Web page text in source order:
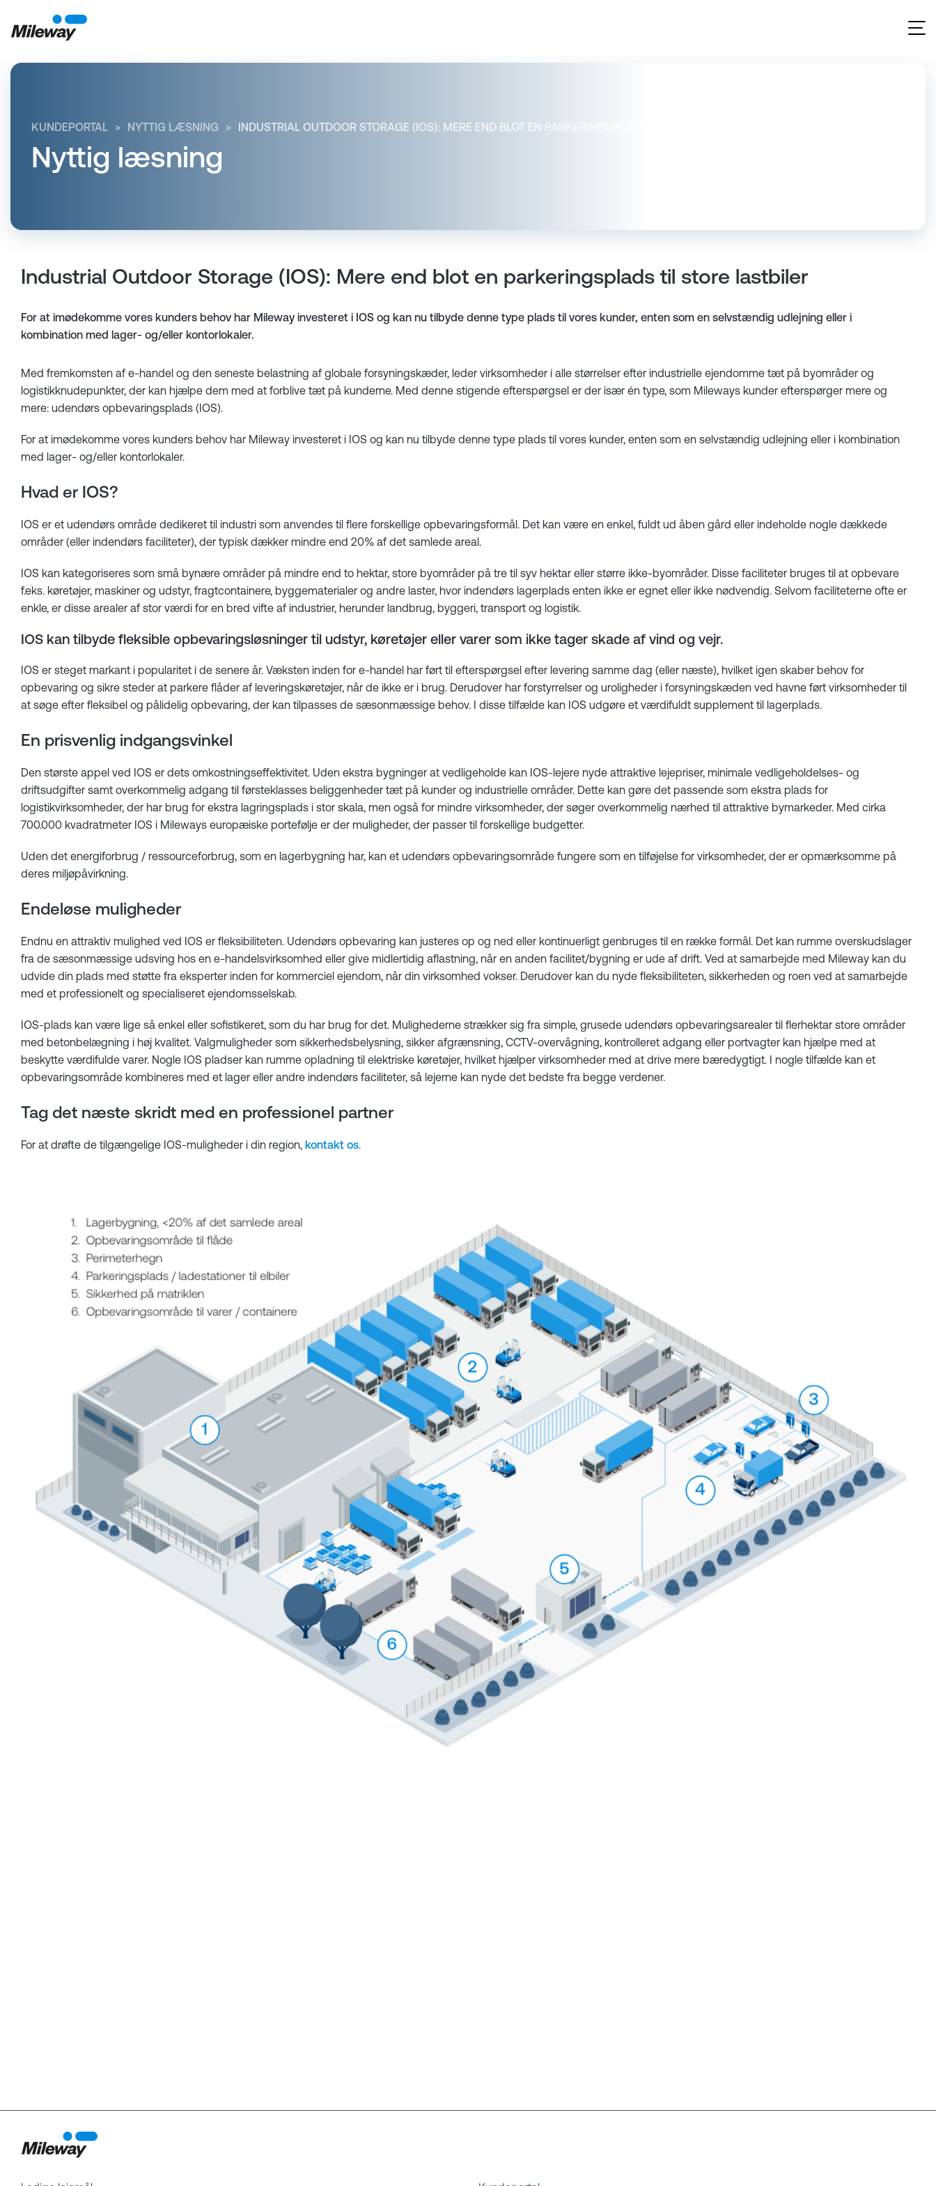
KUNDEPORTAL NYTTIG LÆSNING INDUSTRIAL OUTDOOR STORAGE (IOS): MERE END BLOT EN PARKERINGSPLADS TIL STORE LASTBILER
Nyttig læsning
Industrial Outdoor Storage (IOS): Mere end blot en parkeringsplads til store lastbiler
For at imødekomme vores kunders behov har Mileway investeret i IOS og kan nu tilbyde denne type plads til vores kunder, enten som en selvstændig udlejning eller i
kombination med lager- og/eller kontorlokaler.
Med fremkomsten af e-handel og den seneste belastning af globale forsyningskæder, leder virksomheder i alle størrelser efter industrielle ejendomme tæt på byområder og
logistikknudepunkter, der kan hjælpe dem med at forblive tæt på kunderne. Med denne stigende efterspørgsel er der især én type, som Mileways kunder efterspørger mere og
mere: udendørs opbevaringsplads (IOS).
For at imødekomme vores kunders behov har Mileway investeret i IOS og kan nu tilbyde denne type plads til vores kunder, enten som en selvstændig udlejning eller i kombination
med lager- og/eller kontorlokaler.
Hvad er IOS?
IOS er et udendørs område dedikeret til industri som anvendes til flere forskellige opbevaringsformål. Det kan være en enkel, fuldt ud åben gård eller indeholde nogle dækkede
områder (eller indendørs faciliteter), der typisk dækker mindre end 20% af det samlede areal.
IOS kan kategoriseres som små bynære områder på mindre end to hektar, store byområder på tre til syv hektar eller større ikke-byområder. Disse faciliteter bruges til at opbevare
f.eks. køretøjer, maskiner og udstyr, fragtcontainere, byggematerialer og andre laster, hvor indendørs lagerplads enten ikke er egnet eller ikke nødvendig. Selvom faciliteterne ofte er
enkle, er disse arealer af stor værdi for en bred vifte af industrier, herunder landbrug, byggeri, transport og logistik.
IOS kan tilbyde fleksible opbevaringsløsninger til udstyr, køretøjer eller varer som ikke tager skade af vind og vejr.
IOS er steget markant i popularitet i de senere år. Væksten inden for e-handel har ført til efterspørgsel efter levering samme dag (eller næste), hvilket igen skaber behov for
opbevaring og sikre steder at parkere flåder af leveringskøretøjer, når de ikke er i brug. Derudover har forstyrrelser og uroligheder i forsyningskæden ved havne ført virksomheder til
at søge efter fleksibel og pålidelig opbevaring, der kan tilpasses de sæsonmæssige behov. I disse tilfælde kan IOS udgøre et værdifuldt supplement til lagerplads.
En prisvenlig indgangsvinkel
Den største appel ved IOS er dets omkostningseffektivitet. Uden ekstra bygninger at vedligeholde kan IOS-lejere nyde attraktive lejepriser, minimale vedligeholdelses- og
driftsudgifter samt overkommelig adgang til førsteklasses beliggenheder tæt på kunder og industrielle områder. Dette kan gøre det passende som ekstra plads for
logistikvirksomheder, der har brug for ekstra lagringsplads i stor skala, men også for mindre virksomheder, der søger overkommelig nærhed til attraktive bymarkeder. Med cirka
700.000 kvadratmeter IOS i Mileways europæiske portefølje er der muligheder, der passer til forskellige budgetter.
Uden det energiforbrug / ressourceforbrug, som en lagerbygning har, kan et udendørs opbevaringsområde fungere som en tilføjelse for virksomheder, der er opmærksomme på
deres miljøpåvirkning.
Endeløse muligheder
Endnu en attraktiv mulighed ved IOS er fleksibiliteten. Udendørs opbevaring kan justeres op og ned eller kontinuerligt genbruges til en række formål. Det kan rumme overskudslager
fra de sæsonmæssige udsving hos en e-handelsvirksomhed eller give midlertidig aflastning, når en anden facilitet/bygning er ude af drift. Ved at samarbejde med Mileway kan du
udvide din plads med støtte fra eksperter inden for kommerciel ejendom, når din virksomhed vokser. Derudover kan du nyde fleksibiliteten, sikkerheden og roen ved at samarbejde
med et professionelt og specialiseret ejendomsselskab.
IOS-plads kan være lige så enkel eller sofistikeret, som du har brug for det. Mulighederne strækker sig fra simple, grusede udendørs opbevaringsarealer til flerhektar store områder
med betonbelægning i høj kvalitet. Valgmuligheder som sikkerhedsbelysning, sikker afgrænsning, CCTV-overvågning, kontrolleret adgang eller portvagter kan hjælpe med at
beskytte værdifulde varer. Nogle IOS pladser kan rumme opladning til elektriske køretøjer, hvilket hjælper virksomheder med at drive mere bæredygtigt. I nogle tilfælde kan et
opbevaringsområde kombineres med et lager eller andre indendørs faciliteter, så lejerne kan nyde det bedste fra begge verdener.
Tag det næste skridt med en professionel partner
For at drøfte de tilgængelige IOS-muligheder i din region, kontakt os.